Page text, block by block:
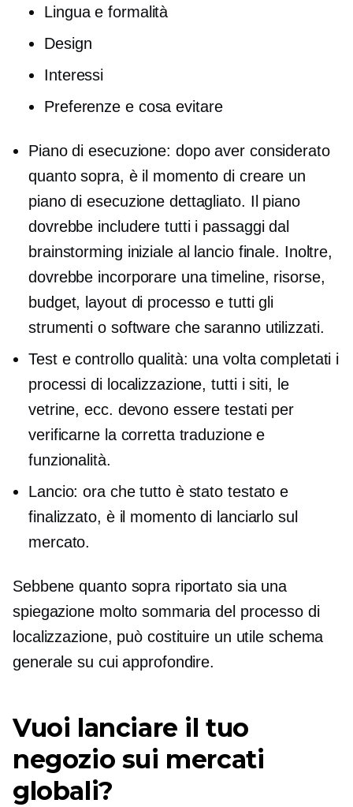
Lingua e formalità
Design
Interessi
Preferenze e cosa evitare
Piano di esecuzione: dopo aver considerato
quanto sopra, è il momento di creare un
piano di esecuzione dettagliato. Il piano
dovrebbe includere tutti i passaggi dal
brainstorming iniziale al lancio finale. Inoltre,
dovrebbe incorporare una timeline, risorse,
budget, layout di processo e tutti gli
strumenti o software che saranno utilizzati.
Test e controllo qualità: una volta completati i
processi di localizzazione, tutti i siti, le
vetrine, ecc. devono essere testati per
verificarne la corretta traduzione e
funzionalità.
Lancio: ora che tutto è stato testato e
finalizzato, è il momento di lanciarlo sul
mercato.
Sebbene quanto sopra riportato sia una
spiegazione molto sommaria del processo di
localizzazione, può costituire un utile schema
generale su cui approfondire.
Vuoi lanciare il tuo
negozio sui mercati
globali?